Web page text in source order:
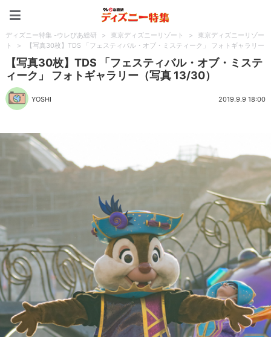
ディズニー特集 -ウレぴあ総研 > 東京ディズニーリゾート >
東京ディズニーリゾー
ト
> 【写真30枚】TDS 「フェスティバル・オブ・ミスティーク」 フォトギャラリー
【写真30枚】TDS 「フェスティバル・オブ・ミステ
ィーク」 フォトギャラリー（写真 13/30）
YOSHI 2019.9.9 18:00